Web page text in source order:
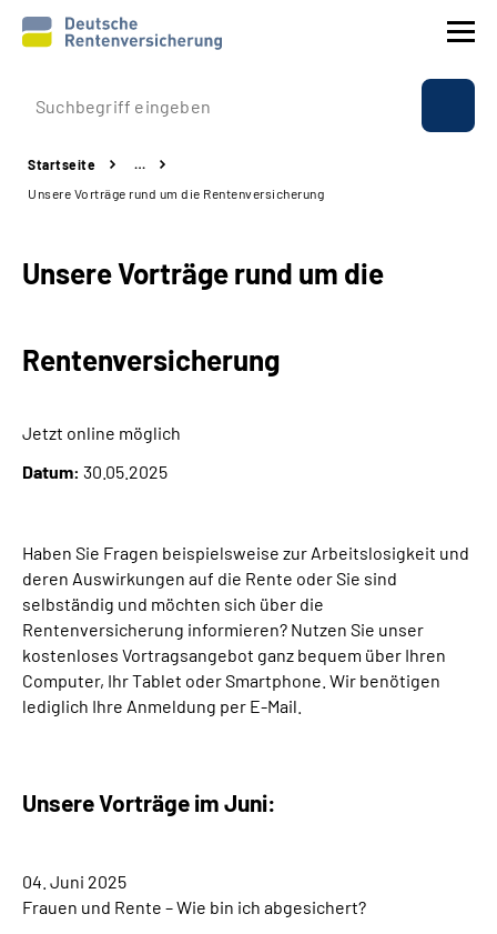
Prävention
Reha
Experten
Über uns & Presse
Suche
Language
Inhalte in Gebärdensprache (DGS)
Startseite
…
Unsere Vorträge rund um die Rentenversicherung
Unsere Vorträge rund um die
Rentenversicherung
Jetzt online möglich
Datum: 30.05.2025
Haben Sie Fragen beispielsweise zur Arbeitslosigkeit und
deren Auswirkungen auf die Rente oder Sie sind
selbständig und möchten sich über die
Rentenversicherung informieren? Nutzen Sie unser
kostenloses Vortragsangebot ganz bequem über Ihren
Computer, Ihr Tablet oder Smartphone. Wir benötigen
lediglich Ihre Anmeldung per E-Mail.
Unsere Vorträge im Juni:
04. Juni 2025
Frauen und Rente – Wie bin ich abgesichert?